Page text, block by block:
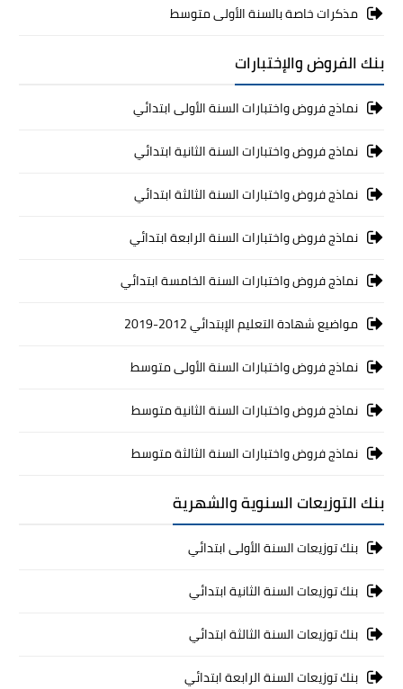
مذكرات خاصة بالسنة الأولى متوسط
بنك الفروض والإختبارات
نماذج فروض واختبارات السنة الأولى ابتدائي
نماذج فروض واختبارات السنة الثانية ابتدائي
نماذج فروض واختبارات السنة الثالثة ابتدائي
نماذج فروض واختبارات السنة الرابعة ابتدائي
نماذج فروض واختبارات السنة الخامسة ابتدائي
مواضيع شهادة التعليم الإبتدائي 2012-2019
نماذج فروض واختبارات السنة الأولى متوسط
نماذج فروض واختبارات السنة الثانية متوسط
نماذج فروض واختبارات السنة الثالثة متوسط
بنك التوزيعات السنوية والشهرية
بنك توزيعات السنة الأولى ابتدائي
بنك توزيعات السنة الثانية ابتدائي
بنك توزيعات السنة الثالثة ابتدائي
بنك توزيعات السنة الرابعة ابتدائي